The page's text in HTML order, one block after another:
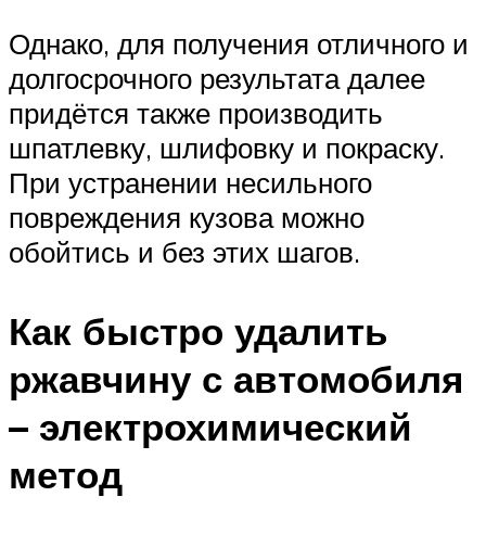
Однако, для получения отличного и
долгосрочного результата далее
придётся также производить
шпатлевку, шлифовку и покраску.
При устранении несильного
повреждения кузова можно
обойтись и без этих шагов.
Как быстро удалить
ржавчину с автомобиля
– электрохимический
метод